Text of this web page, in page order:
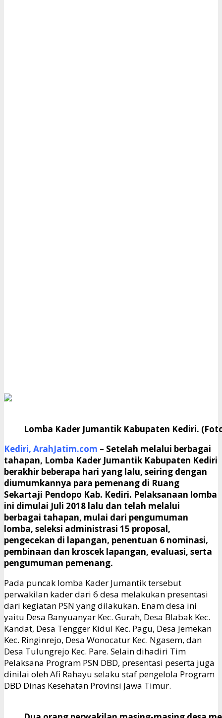
Lomba Kader Jumantik Kabupaten Kediri.
Kediri, ArahJatim.com – Setelah melalui berbagai
tahapan, Lomba Kader Jumantik Kabupaten Kediri
berakhir beberapa hari yang lalu, seiring dengan
diumumkannya para pemenang di Ruang
Sekartaji Pendopo Kab. Kediri. Pelaksanaan lomba
ini dimulai Juli 2018 lalu dan telah melalui
berbagai tahapan, mulai dari pengumuman
lomba, seleksi administrasi 15 proposal,
pengecekan di lapangan, penentuan 6 nominasi,
pembinaan dan kroscek lapangan, evaluasi, serta
pengumuman pemenang.
Pada puncak lomba Kader Jumantik tersebut
perwakilan kader dari 6 desa melakukan presentasi
dari kegiatan PSN yang dilakukan. Enam desa ini
yaitu Desa Banyuanyar Kec. Gurah, Desa Blabak Kec.
Kandat, Desa Tengger Kidul Kec. Pagu, Desa Jemekan
Kec. Ringinrejo, Desa Wonocatur Kec. Ngasem, dan
Desa Tulungrejo Kec. Pare. Selain dihadiri Tim
Pelaksana Program PSN DBD, presentasi peserta juga
dinilai oleh Afi Rahayu selaku staf pengelola Program
DBD Dinas Kesehatan Provinsi Jawa Timur.